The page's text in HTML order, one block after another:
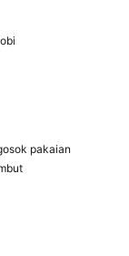
pakaian